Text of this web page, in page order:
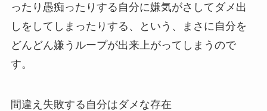
ったり愚痴ったりする自分に嫌気がさしてダメ出
しをしてしまったりする、という、まさに自分を
どんどん嫌うループが出来上がってしまうので
す。
間違え失敗する自分はダメな存在